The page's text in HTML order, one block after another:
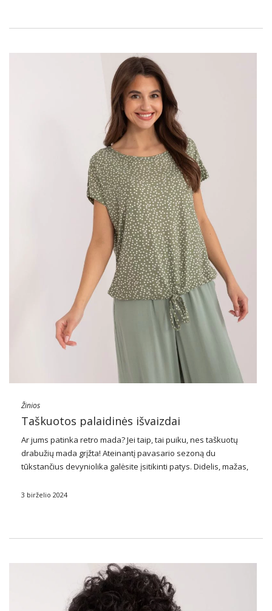
Žinios
Taškuotos palaidinės išvaizdai
Ar jums patinka retro mada? Jei taip, tai puiku, nes taškuotų
drabužių mada grįžta! Ateinantį pavasario sezoną du
tūkstančius devyniolika galėsite įsitikinti patys. Didelis, mažas,
drabužių. Štai kodėl šiandien mes apžvelgsime …
3 birželio 2024